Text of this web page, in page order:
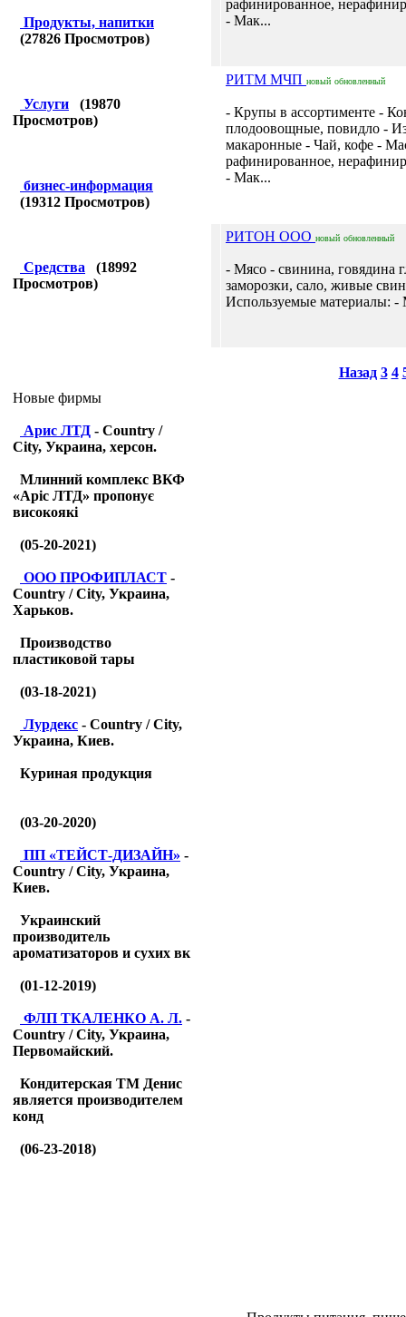
Продукты, напитки
(27826 Просмотров)
Услуги (19870
Просмотров)
бизнес-информация
(19312 Просмотров)
Средства (18992
Просмотров)
Новые фирмы
Арис ЛТД - Country /
City, Украина, херсон.
Млинний комплекс ВКФ
«Аріс ЛТД» пропонує
високоякі
(05-20-2021)
ООО ПРОФИПЛАСТ -
Country / City, Украина,
Харьков.
Производство
пластиковой тары
(03-18-2021)
Лурдекс - Country / City,
Украина, Киев.
Куриная продукция
(03-20-2020)
ПП «ТЕЙСТ-ДИЗАЙН» -
Country / City, Украина,
Киев.
Украинский
производитель
ароматизаторов и сухих вк
(01-12-2019)
ФЛП ТКАЛЕНКО А. Л. -
Country / City, Украина,
Первомайский.
Кондитерская ТМ Денис
является производителем
конд
(06-23-2018)
рафинированное,
- Мак...
РИТМ МЧП новый обновленный
- Крупы в ассортименте -
плодоовощные, повидло -
макаронные - Чай, кофе -
рафинированное,
- Мак...
РИТОН ООО новый обновленный
- Мясо - свинина, говядина
заморозки, сало, живые
Используемые материалы: -
Назад 3 4